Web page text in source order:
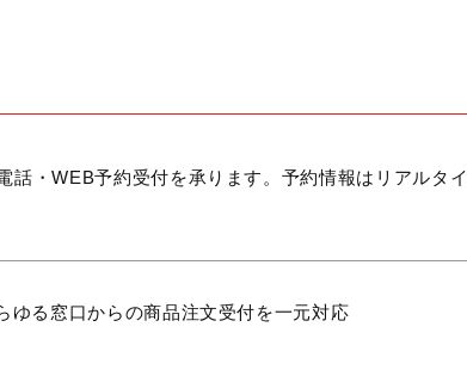
話・WEB予約受付を承ります。予約情報はリアルタ
ゆる窓口からの商品注文受付を一元対応